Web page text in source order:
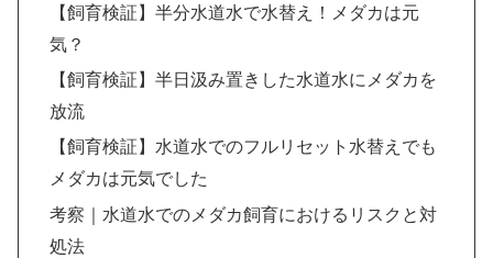
【飼育検証】半分水道水で水替え！メダカは元
気？
【飼育検証】半日汲み置きした水道水にメダカを
放流
【飼育検証】水道水でのフルリセット水替えでも
メダカは元気でした
考察｜水道水でのメダカ飼育におけるリスクと対
処法